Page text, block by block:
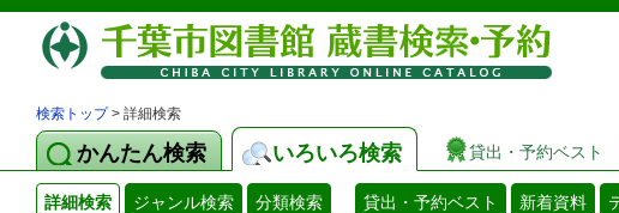
図書
検索トップ> 詳細検索
かんたん検索 いろいろ検索 貸出・予約ベスト
詳細検索 ジャンル検索 分類検索 貸出・予約ベスト 新着資料